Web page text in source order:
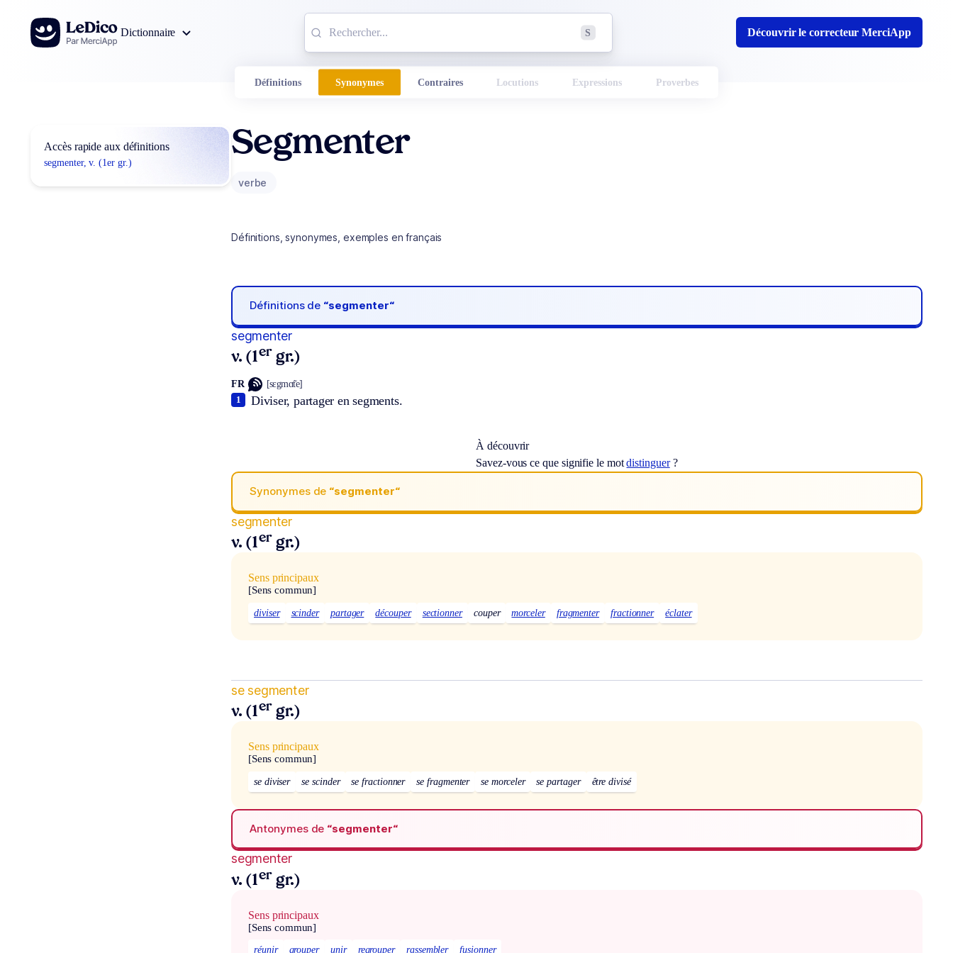
Aller au contenu
Dictionnaire
S Découvrir le correcteur MerciApp
Définitions Synonymes Contraires Locutions Expressions Proverbes
Accès rapide aux définitions
segmenter, v. (1er gr.)
Segmenter
verbe
Définitions, synonymes, exemples en français
Définitions de “segmenter“
segmenter
v. (1er gr.)
FR [sɛgmɑ̃te]
Diviser, partager en segments.
1
À découvrir
Savez-vous ce que signifie le motdistinguer?
Synonymes de “segmenter“
segmenter
v. (1er gr.)
Sens principaux
[Sens commun]
diviser scinder partager découper sectionner couper morceler fragmenter fractionner éclater
se segmenter
v. (1er gr.)
Sens principaux
[Sens commun]
se diviser se scinder se fractionner se fragmenter se morceler se partager être divisé
Antonymes de “segmenter“
segmenter
v. (1er gr.)
Sens principaux
[Sens commun]
réunir grouper unir regrouper rassembler fusionner